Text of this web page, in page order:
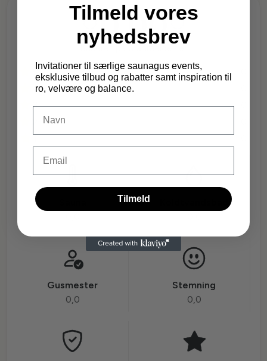
0,00
Baseret på 0 anmeldelser
5
4
3
1
Gusmester
0,0
Stemning
0,0
Tilmeld vores
nyhedsbrev
Invitationer til særlige saunagus events,
eksklusive tilbud og rabatter samt inspiration til
ro, velvære og balance.
Tilmeld